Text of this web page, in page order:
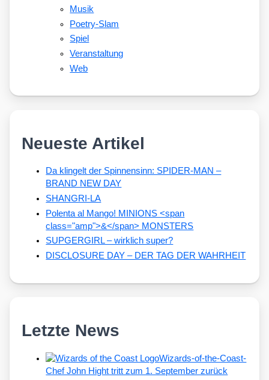
Musik
Poetry-Slam
Spiel
Veranstaltung
Web
Neueste Artikel
Da klingelt der Spinnensinn: SPIDER-MAN –
BRAND NEW DAY
SHANGRI-LA
Polenta al Mango! MINIONS <span
class="amp">&</span> MONSTERS
SUPGERGIRL – wirklich super?
DISCLOSURE DAY – DER TAG DER WAHRHEIT
Letzte News
Wizards-of-the-Coast-
Chef John Hight tritt zum 1. September zurück